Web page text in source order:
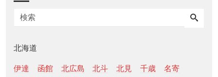
北海道
伊達 函館 北広島 北斗 北見 千歳
名寄